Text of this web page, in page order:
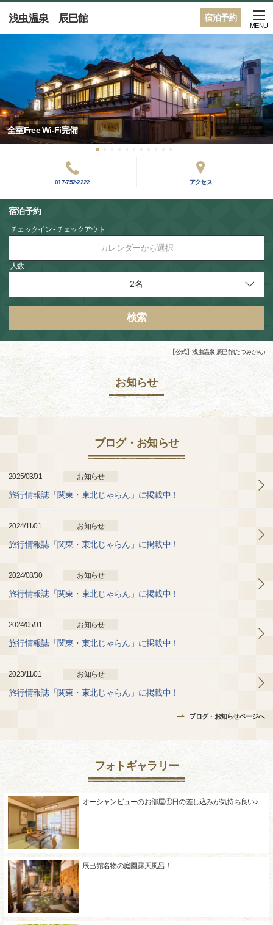
宿泊予約
浅虫温泉 辰巳館
MENU
全室Free Wi-Fi完備
017-752-2222 アクセス
宿泊予約
チェックイン - チェックアウト
カレンダーから選択
人数
検索
【公式】浅虫温泉 辰巳館(たつみかん)
お知らせ
ブログ・お知らせ
2025/03/01 お知らせ
旅行情報誌「関東・東北じゃらん」に掲載中！
2024/11/01 お知らせ
旅行情報誌「関東・東北じゃらん」に掲載中！
2024/08/30 お知らせ
旅行情報誌「関東・東北じゃらん」に掲載中！
2024/05/01 お知らせ
旅行情報誌「関東・東北じゃらん」に掲載中！
2023/11/01 お知らせ
旅行情報誌「関東・東北じゃらん」に掲載中！
ブログ・お知らせページへ
フォトギャラリー
オーシャンビューのお部屋①日の差し込みが気持ち良い♪
辰巳館名物の庭園露天風呂！